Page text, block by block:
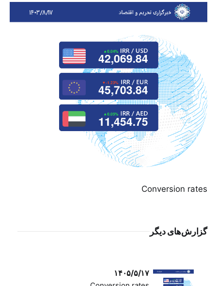
Conversion rates
گزارش‌های دیگر
۱۴۰۵/۵/۱۷